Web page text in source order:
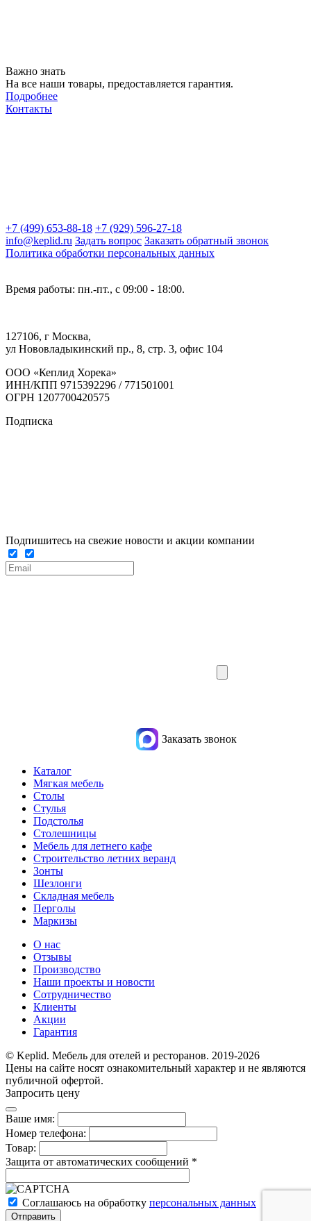
Важно знать
На все наши товары, предоставляется гарантия.
Подробнее
Контакты
+7 (499) 653-88-18 +7 (929) 596-27-18
info@keplid.ru Задать вопрос Заказать обратный звонок
Политика обработки персональных данных
Время работы: пн.-пт., с 09:00 - 18:00.
127106, г Москва,
ул Нововладыкинский пр., 8, стр. 3, офис 104
ООО «Кеплид Хорека»
ИНН/КПП 9715392296 / 771501001
ОГРН 1207700420575
Подписка
Подпишитесь на свежие новости и акции компании
Заказать звонок
Каталог
Мягкая мебель
Столы
Стулья
Подстолья
Столешницы
Мебель для летнего кафе
Строительство летних веранд
Зонты
Шезлонги
Складная мебель
Перголы
Маркизы
О нас
Отзывы
Производство
Наши проекты и новости
Сотрудничество
Клиенты
Акции
Гарантия
© Keplid. Мебель для отелей и ресторанов. 2019-2026
Цены на сайте носят ознакомительный характер и не являются
публичной офертой.
Запросить цену
Ваше имя:
Номер телефона:
Товар:
Защита от автоматических сообщений *
Соглашаюсь на обработку персональных данных